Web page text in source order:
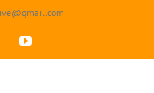
YouTube